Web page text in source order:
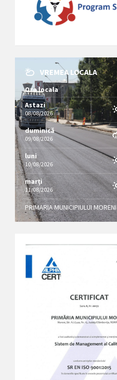
VREMEA LOCALA
Ora locala
Astazi
08/08/2026
duminică
09/08/2026
luni
10/08/2026
marți
11/08/2026
PRIMARIA MUNICIPIULUI MORENI